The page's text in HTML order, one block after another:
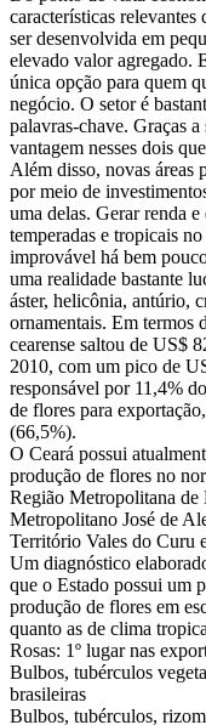
características
ser desenvolvida em
elevado valor agregado.
única opção para quem
negócio. O setor é
palavras-chave. Graças
vantagem nesses dois
Além disso, novas áreas
por meio de
uma delas. Gerar renda
temperadas e tropicais
improvável há bem
uma realidade bastante
áster, helicônia, antúrio,
ornamentais. Em termos
cearense saltou de US$
2010, com um pico de
responsável por 11,4%
de flores para
(66,5%).
O Ceará possui
produção de flores no
Região Metropolitana de
Metropolitano José de
Território Vales do Curu
Um diagnóstico
que o Estado possui um
produção de flores em
quanto as de clima
Rosas: 1º lugar nas
Bulbos, tubérculos
brasileiras
Bulbos, tubérculos,